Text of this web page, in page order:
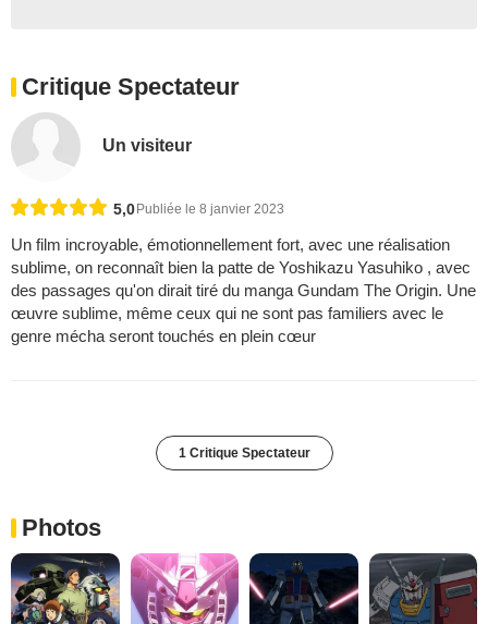
Critique Spectateur
Un visiteur
5,0 Publiée le 8 janvier 2023
Un film incroyable, émotionnellement fort, avec une réalisation
sublime, on reconnaît bien la patte de Yoshikazu Yasuhiko , avec
des passages qu'on dirait tiré du manga Gundam The Origin. Une
œuvre sublime, même ceux qui ne sont pas familiers avec le
genre mécha seront touchés en plein cœur
1 Critique Spectateur
Photos